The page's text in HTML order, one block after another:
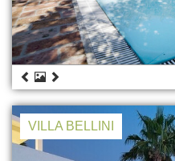
VILLA BELLINI